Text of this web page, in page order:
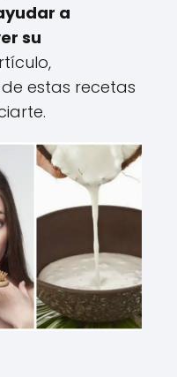
a
su
estas recetas